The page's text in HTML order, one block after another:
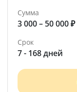
Сумма
3 000 – 50 000 ₽
Срок
7 - 168 дней